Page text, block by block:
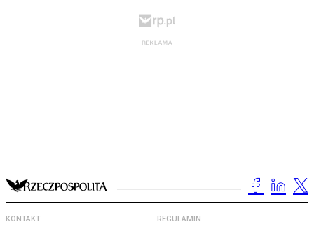
KONTAKT REGULAMIN